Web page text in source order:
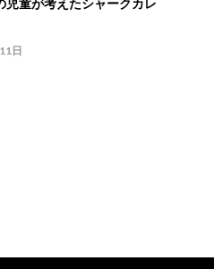
児童が考えたシャークカレ
日